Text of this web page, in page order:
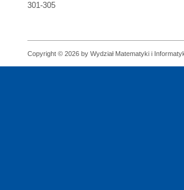
301-305
Copyright © 2026 by Wydział Matematyki i